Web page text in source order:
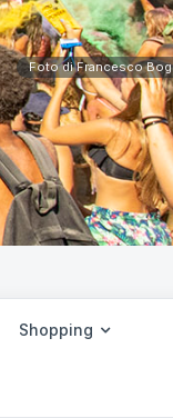
Foto di Francesco
Shopping